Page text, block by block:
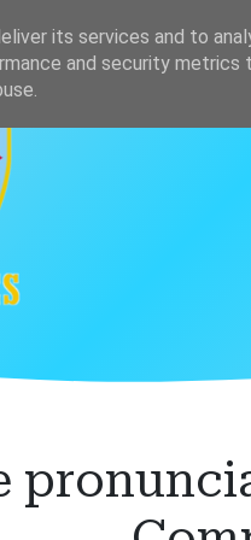
Clasificación
its services and to
and security